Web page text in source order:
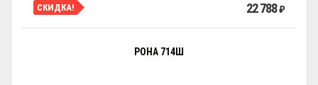
СКИДКА! 22 788₽
РОНА 714Ш